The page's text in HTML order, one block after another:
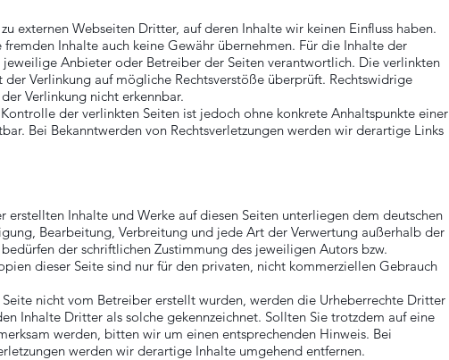
externen Webseiten Dritter, auf deren Inhalte wir keinen Einfluss haben.
Inhalte auch keine Gewähr übernehmen. Für die Inhalte der
jeweilige Anbieter oder Betreiber der Seiten verantwortlich. Die verlinkten
der Verlinkung auf mögliche Rechtsverstöße überprüft. Rechtswidrige
Verlinkung nicht erkennbar.
der verlinkten Seiten ist jedoch ohne konkrete Anhaltspunkte einer
Bei Bekanntwerden von Rechtsverletzungen werden wir derartige Links
erstellten Inhalte und Werke auf diesen Seiten unterliegen dem deutschen
Bearbeitung, Verbreitung und jede Art der Verwertung außerhalb der
der schriftlichen Zustimmung des jeweiligen Autors bzw.
dieser Seite sind nur für den privaten, nicht kommerziellen Gebrauch
nicht vom Betreiber erstellt wurden, werden die Urheberrechte Dritter
Inhalte Dritter als solche gekennzeichnet. Sollten Sie trotzdem auf eine
werden, bitten wir um einen entsprechenden Hinweis. Bei
werden wir derartige Inhalte umgehend entfernen.